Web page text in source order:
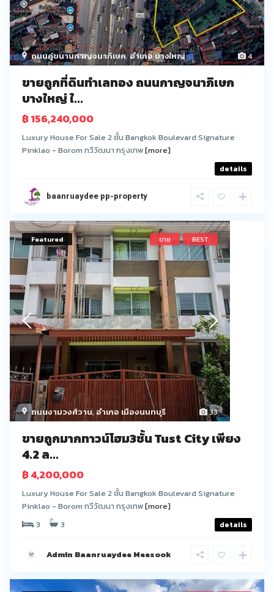
4
ถนนคู่ขนานกาญจนาภิเษก,อำเภอ บางใหญ่
ขายถูกที่ดินทำเลทอง ถนนกาญจนาภิเษก
บางใหญ่ ใ...
฿ 156,240,000
Luxury House For Sale 2 ชั้น Bangkok Boulevard Signature
Pinklao - Borom ทวีวัฒนา กรุงเทพ[more]
details
baanruaydee pp-property
33
ถนนงามวงศ์วาน, อำเภอ เมืองนนทบุรี
Featured ขาย BEST
ขายถูกมากทาวน์โฮม3ชั้น Tust City เพียง
4.2 ล...
฿ 4,200,000
Luxury House For Sale 2 ชั้น Bangkok Boulevard Signature
Pinklao - Borom ทวีวัฒนา กรุงเทพ[more]
3
3 details
Admin Baanruaydee Meesook